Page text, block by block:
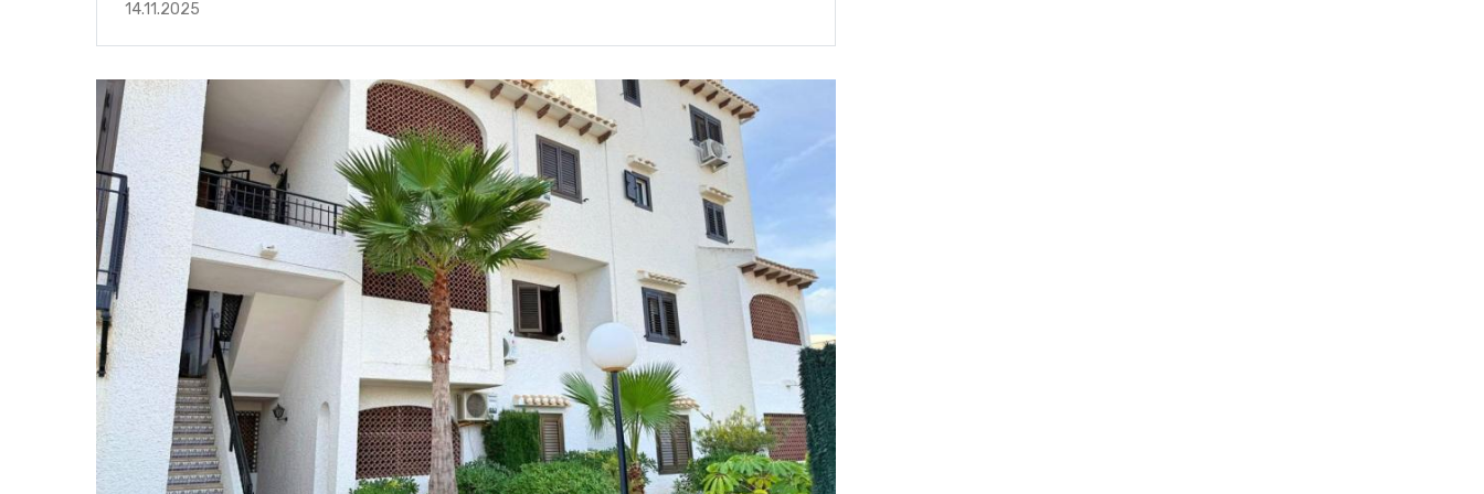
14.11.2025